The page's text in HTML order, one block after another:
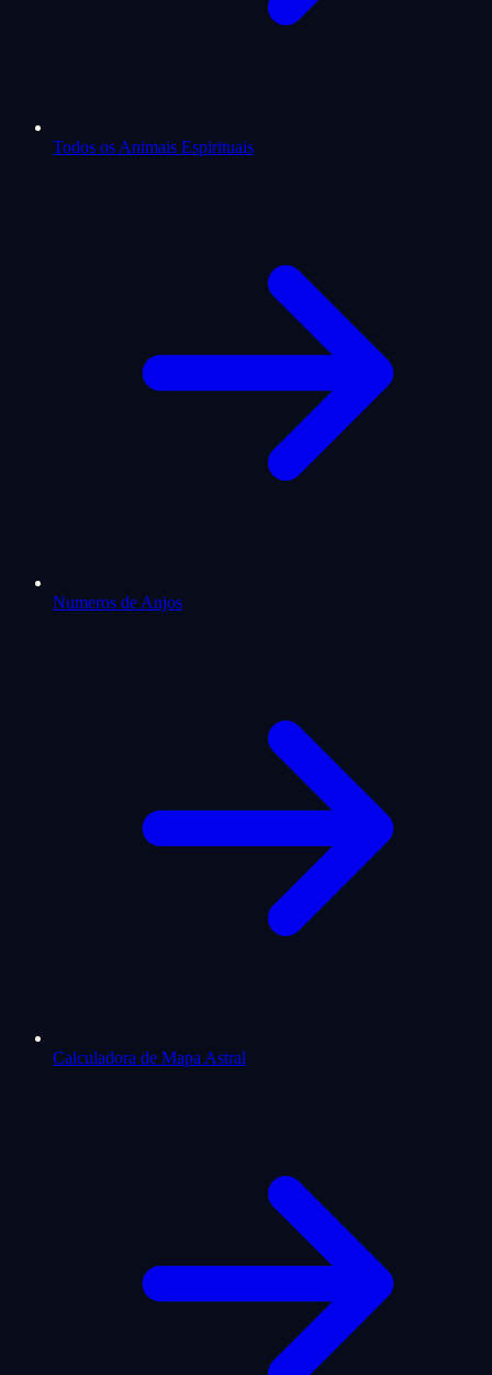
Todos os Animais Espirituais
Numeros de Anjos
Calculadora de Mapa Astral